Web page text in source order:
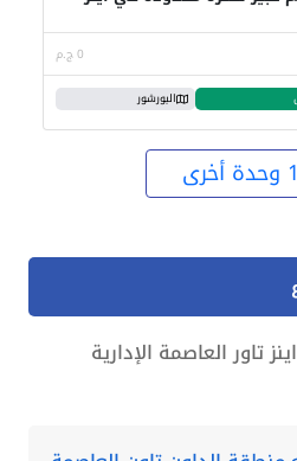
0 ج.م
البورشور
تاور العاصمة الإدارية